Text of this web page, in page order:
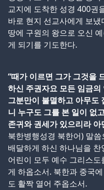
교지에 도착한 성경 400권
바로 현지 선교사에게 보
땅에 구원의 왕으로 오신
게 되기를 기도한다.
“때가 이르면 그가 그것을
하신 주권자요 모든 임금
그분만이 불멸하고 아무도
니 누구도 그를 본 일이 없
존귀와 권세가 있으리라
북한병행성경 북한어) 말
배달하게 하신 하나님을
어린이 모두 예수 그리스
게 하옵소서. 북한과 중국
도 활짝 열어 주옵소서.